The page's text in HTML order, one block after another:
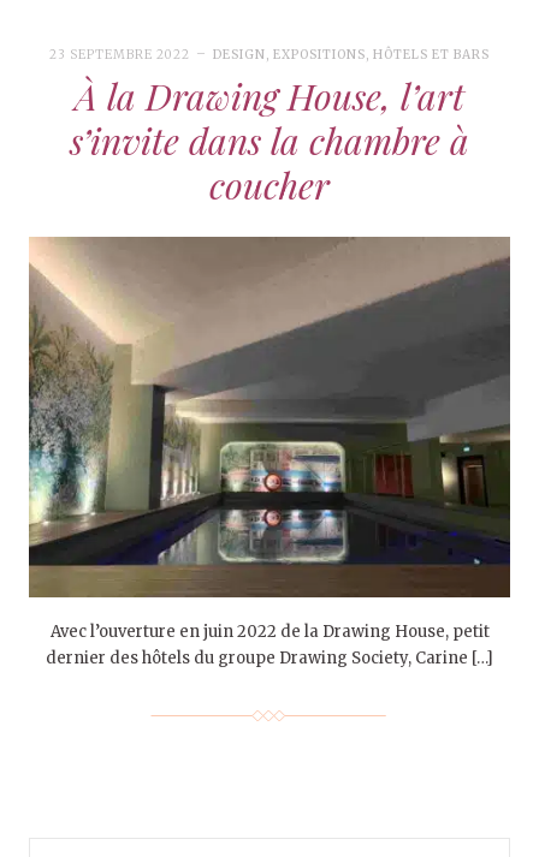
23 SEPTEMBRE 2022 DESIGN, EXPOSITIONS,HÔTELS ET BARS
À la Drawing House, l’art
s’invite dans la chambre à
coucher
Avec l’ouverture en juin 2022 de la Drawing House, petit
dernier des hôtels du groupe Drawing Society, Carine […]